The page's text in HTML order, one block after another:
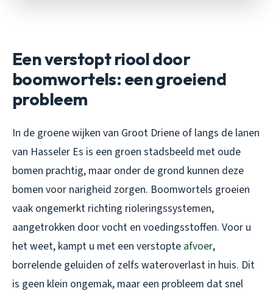
Een verstopt riool door
boomwortels: een groeiend
probleem
In de groene wijken van Groot Driene of langs de lanen
van Hasseler Es is een groen stadsbeeld met oude
bomen prachtig, maar onder de grond kunnen deze
bomen voor narigheid zorgen. Boomwortels groeien
vaak ongemerkt richting rioleringssystemen,
aangetrokken door vocht en voedingsstoffen. Voor u
het weet, kampt u met een verstopte afvoer,
borrelende geluiden of zelfs wateroverlast in huis. Dit
is geen klein ongemak, maar een probleem dat snel